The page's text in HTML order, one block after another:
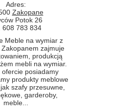
Adres:
Zakopane
Potok 26
608 783 834
Meble na wymiar z
zajmuje
produkcją
mebli na wymiar.
ofercie posiadamy
produkty meblowe
szafy przesuwne,
garderoby,
meble...